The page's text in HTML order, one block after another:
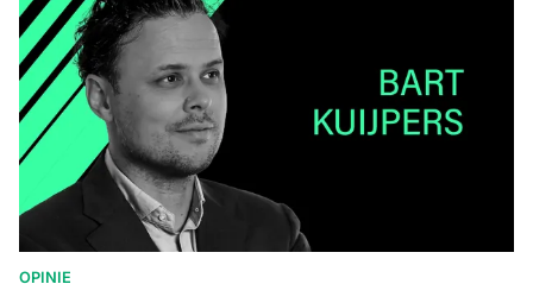
OPINIE